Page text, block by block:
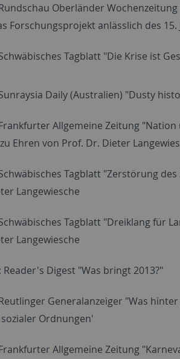
Oberländer
Forschungsprojekt anlässlich des
Tagblatt "Die Krise ist
Daily (Australien) "Dusty
Allgemeine Zeitung
Ehren von Prof. Dr. Dieter
Tagblatt "Zerstörung
Langewiesche
Tagblatt "Dreiklang für
Langewiesche
Reader's Digest "Was bringt 2013?"
Generalanzeiger "Was
Ordnungen'
Allgemeine Zeitung